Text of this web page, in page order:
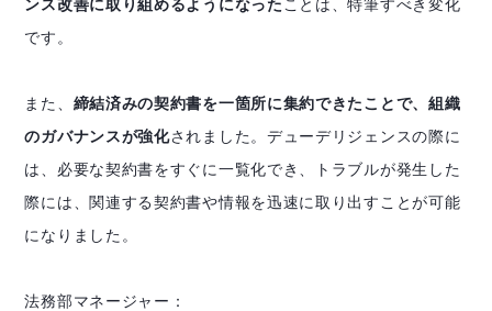
ンス改善に取り組めるようになった ことは、特筆すべき変化
です。
また、 締結済みの契約書を一箇所に集約できたことで、組織
のガバナンスが強化されました。デューデリジェンスの際に
は、必要な契約書をすぐに一覧化でき、トラブルが発生した
際には、関連する契約書や情報を迅速に取り出すことが可能
になりました。
法務部マネージャー：